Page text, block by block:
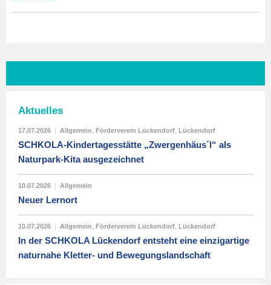
Aktuelles
17.07.2026 | Allgemein Förderverein Lückendorf Lückendorf
SCHKOLA-Kindertagesstätte „Zwergenhäus´l“ als
Naturpark-Kita ausgezeichnet
10.07.2026 | Allgemein
Neuer Lernort
10.07.2026 | Allgemein Förderverein Lückendorf Lückendorf
In der SCHKOLA Lückendorf entsteht eine einzigartige
naturnahe Kletter- und Bewegungslandschaft